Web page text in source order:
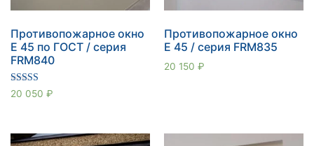
Противопожарное окно
E 45 по ГОСТ / серия
FRM840
Оценка
5.00
20 050 ₽
Противопожарное окно
E 45 / серия FRM835
20 150 ₽